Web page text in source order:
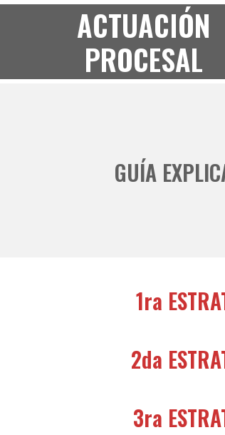
ACTUACIÓN
PROCESAL
GUÍA
1ra
2da
3ra